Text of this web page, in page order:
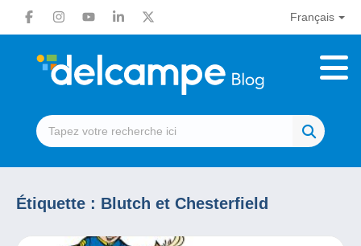
Français
Étiquette : Blutch et Chesterfield